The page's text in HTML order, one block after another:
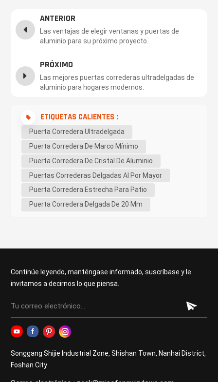
ANTERIOR
Las ventajas de elegir ventanas y puertas de
aluminio para su próximo proyecto.
PRÓXIMO
Las mejores puertas correderas ultradelgadas de
aluminio para hogares modernos.
ETIQUETAS CALIENTES :
Puerta Corredera Ultradelgada
Puerta Corredera De Marco Mínimo
Puerta Corredera De Cristal De Aluminio
Puertas Correderas Delgadas Al Por Mayor
Puerta Corredera Estrecha Para Patio
Puerta Corredera Delgada De 20 Mm
Continúe leyendo, manténgase informado, suscríbase y le
invitamos a decirnos lo que piensa.
Songgang Shijie Industrial Zone, Shishan Town, Nanhai District,
Foshan City